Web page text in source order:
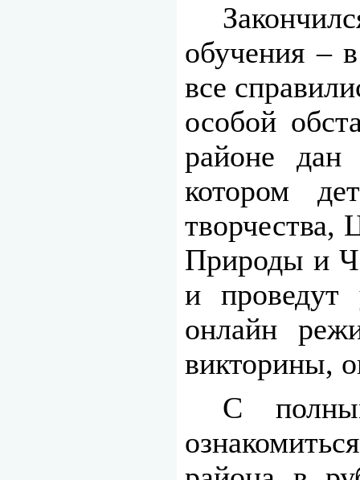
обучения –
все
особой
районе дан
котором
творчества,
Природы и
и проведут
онлайн
викторины,
С